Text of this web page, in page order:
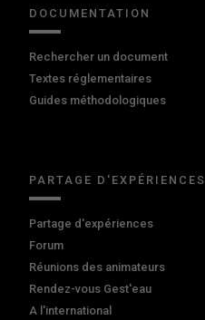
DOCUMENTATION
Rechercher un document
Textes réglementaires
Guides méthodologiques
PARTAGE D'EXPÉRIENCES
Partage d'expériences
Forum
Réunions des animateurs
Rendez-vous Gest'eau
A l'international